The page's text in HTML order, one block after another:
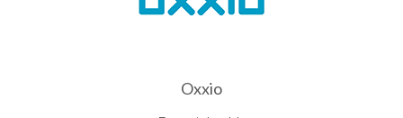
Oxxio